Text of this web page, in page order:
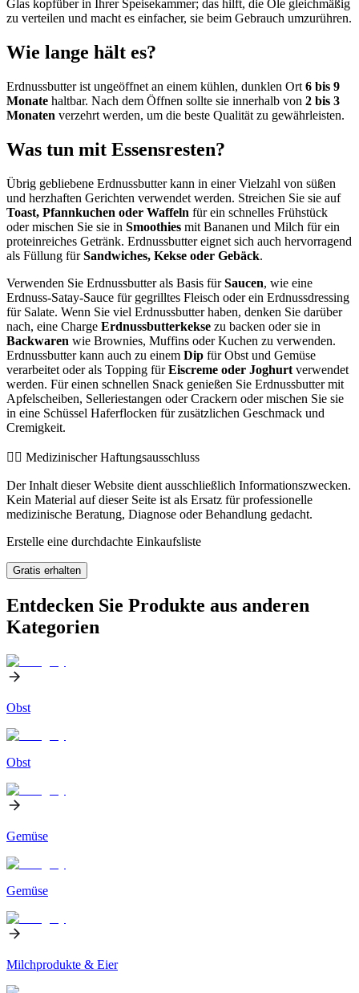
Glas kopfüber in Ihrer Speisekammer; das hilft, die Öle gleichmäßig
zu verteilen und macht es einfacher, sie beim Gebrauch umzurühren.
Wie lange hält es?
Erdnussbutter ist ungeöffnet an einem kühlen, dunklen Ort 6 bis 9
Monate haltbar. Nach dem Öffnen sollte sie innerhalb von 2 bis 3
Monaten verzehrt werden, um die beste Qualität zu gewährleisten.
Was tun mit Essensresten?
Übrig gebliebene Erdnussbutter kann in einer Vielzahl von süßen
und herzhaften Gerichten verwendet werden. Streichen Sie sie auf
Toast, Pfannkuchen oder Waffeln für ein schnelles Frühstück
oder mischen Sie sie in Smoothies mit Bananen und Milch für ein
proteinreiches Getränk. Erdnussbutter eignet sich auch hervorragend
als Füllung fürSandwiches, Kekse oder Gebäck.
Verwenden Sie Erdnussbutter als Basis fürSaucen, wie eine
Erdnuss-Satay-Sauce für gegrilltes Fleisch oder ein Erdnussdressing
für Salate. Wenn Sie viel Erdnussbutter haben, denken Sie darüber
nach, eine Charge Erdnussbutterkekse zu backen oder sie in
Backwaren wie Brownies, Muffins oder Kuchen zu verwenden.
Erdnussbutter kann auch zu einem Dip für Obst und Gemüse
verarbeitet oder als Topping fürEiscreme oder Joghurt verwendet
werden. Für einen schnellen Snack genießen Sie Erdnussbutter mit
Apfelscheiben, Selleriestangen oder Crackern oder mischen Sie sie
in eine Schüssel Haferflocken für zusätzlichen Geschmack und
Cremigkeit.
👨‍⚕️️ Medizinischer Haftungsausschluss
Der Inhalt dieser Website dient ausschließlich Informationszwecken.
Kein Material auf dieser Seite ist als Ersatz für professionelle
medizinische Beratung, Diagnose oder Behandlung gedacht.
Erstelle eine durchdachte Einkaufsliste
Gratis erhalten
Entdecken Sie Produkte aus anderen
Kategorien
Obst
Obst
Gemüse
Gemüse
Milchprodukte & Eier